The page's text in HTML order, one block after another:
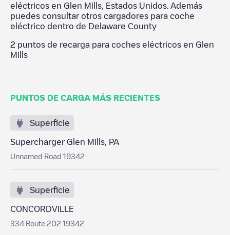
eléctricos en Glen Mills Estados Unidos . Además
puedes consultar otros cargadores para coche
eléctrico dentro de Delaware County
2 puntos de recarga para coches eléctricos en Glen
Mills
PUNTOS DE CARGA MÁS RECIENTES
Superficie
Supercharger Glen Mills, PA
Unnamed Road 19342
Superficie
CONCORDVILLE
334 Route 202 19342